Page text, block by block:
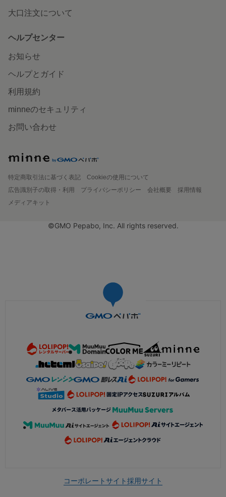
大口注文について
ヘルプセンター
お知らせ
ヘルプとガイド
利用規約
minneのセキュリティ
お問い合わせ
特定商取引法に基づく表記
Cookieの使用について
広告識別子の取得・利用
プライバシーポリシー 会社概要
採用情報
メディアキット
©GMO Pepabo, Inc. All rights reserved.
コーポレートサイト採用サイト